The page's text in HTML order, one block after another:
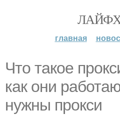
главная
Что такое
как они
нужны прокси